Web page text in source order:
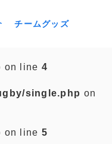
チームグッズ
on line 4
single.php on
on line 5